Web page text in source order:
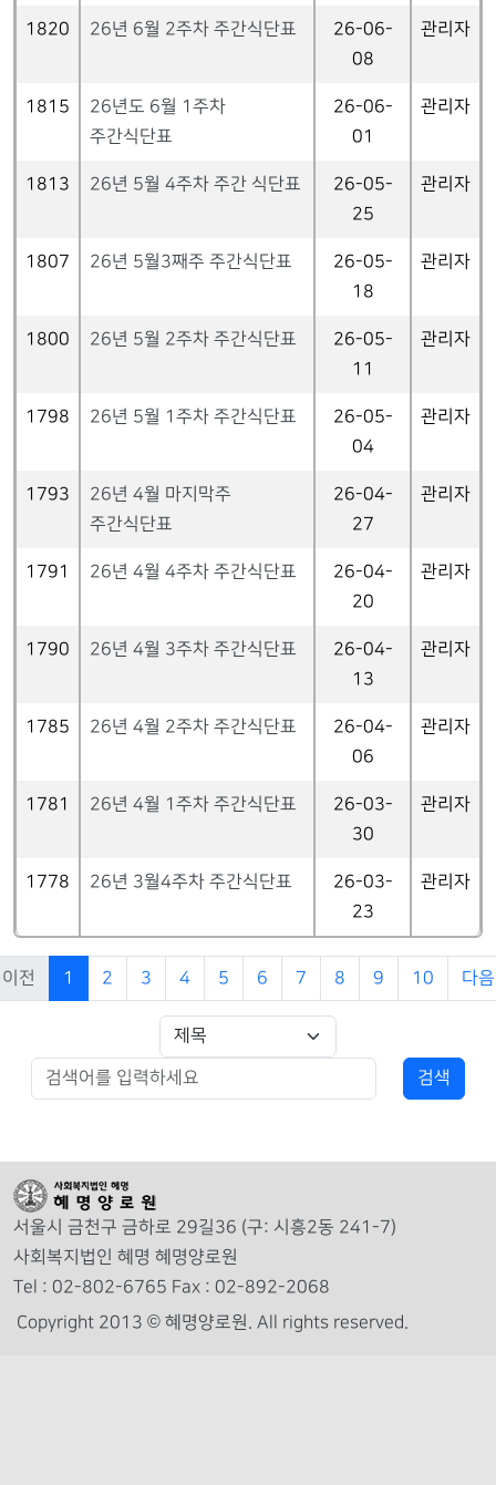
1820 26년 6월 2주차 주간식단표
26-06-
08
관리자
1815
26년도 6월 1주차
주간식단표
26-06-
01
관리자
1813 26년 5월 4주차 주간 식단표
26-05-
25
관리자
1807 26년 5월3째주 주간식단표
26-05-
18
관리자
1800 26년 5월 2주차 주간식단표
26-05-
11
관리자
1798 26년 5월 1주차 주간식단표
26-05-
04
관리자
1793
26년 4월 마지막주
주간식단표
26-04-
27
관리자
1791 26년 4월 4주차 주간식단표
26-04-
20
관리자
1790 26년 4월 3주차 주간식단표
26-04-
13
관리자
1785 26년 4월 2주차 주간식단표
26-04-
06
관리자
1781 26년 4월 1주차 주간식단표
26-03-
30
관리자
1778 26년 3월4주차 주간식단표
26-03-
23
관리자
이전 1 2 3 4 5 6 7 8 9 10 다음
서울시 금천구 금하로 29길36 (구: 시흥2동 241-7)
사회복지법인 혜명 혜명양로원
Tel : 02-802-6765 Fax : 02-892-2068
Copyright 2013 © 혜명양로원. All rights reserved.